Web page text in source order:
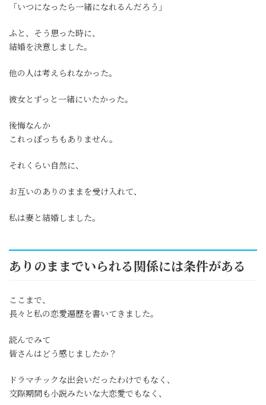
「いつになったら一緒になれるんだろう」
ふと、そう思った時に、
結婚を決意しました。
他の人は考えられなかった。
彼女とずっと一緒にいたかった。
後悔なんか
これっぽっちもありません。
それくらい自然に、
お互いの ありのままを受け入れて、
私は妻と結婚しました。
ありのままでいられる関係には条件がある
ここまで、
長々と私の恋愛遍歴を書いてきました。
読んでみて
皆さんはどう感じましたか？
ドラマチックな出会いだったわけでもなく、
交際期間も小説みたいな大恋愛でもなく、